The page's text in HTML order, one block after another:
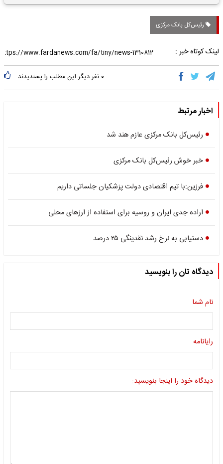
کمک‌های معیشتی برای
کارگران
رئیس‌کل بانک مرکزی
لینک کوتاه خبر :
۰ نفر دیگر این مطلب را پسندیدند
اخبار مرتبط
رئیس‌کل بانک مرکزی عازم هند شد
خبر خوش رئیس‌کل بانک مرکزی
فرزین:با تیم اقتصادی دولت پزشکیان جلساتی داریم
اراده جدی ایران و روسیه برای استفاده از ارزهای محلی
دستیابی به نرخ رشد نقدینگی ۲۵ درصد
دیدگاه تان را بنویسید
نام شما
رایانامه
دیدگاه خود را اینجا بنویسید: